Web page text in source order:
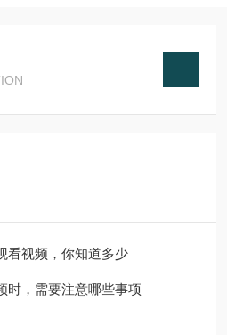
看视频，你知道多少
时，需要注意哪些事项